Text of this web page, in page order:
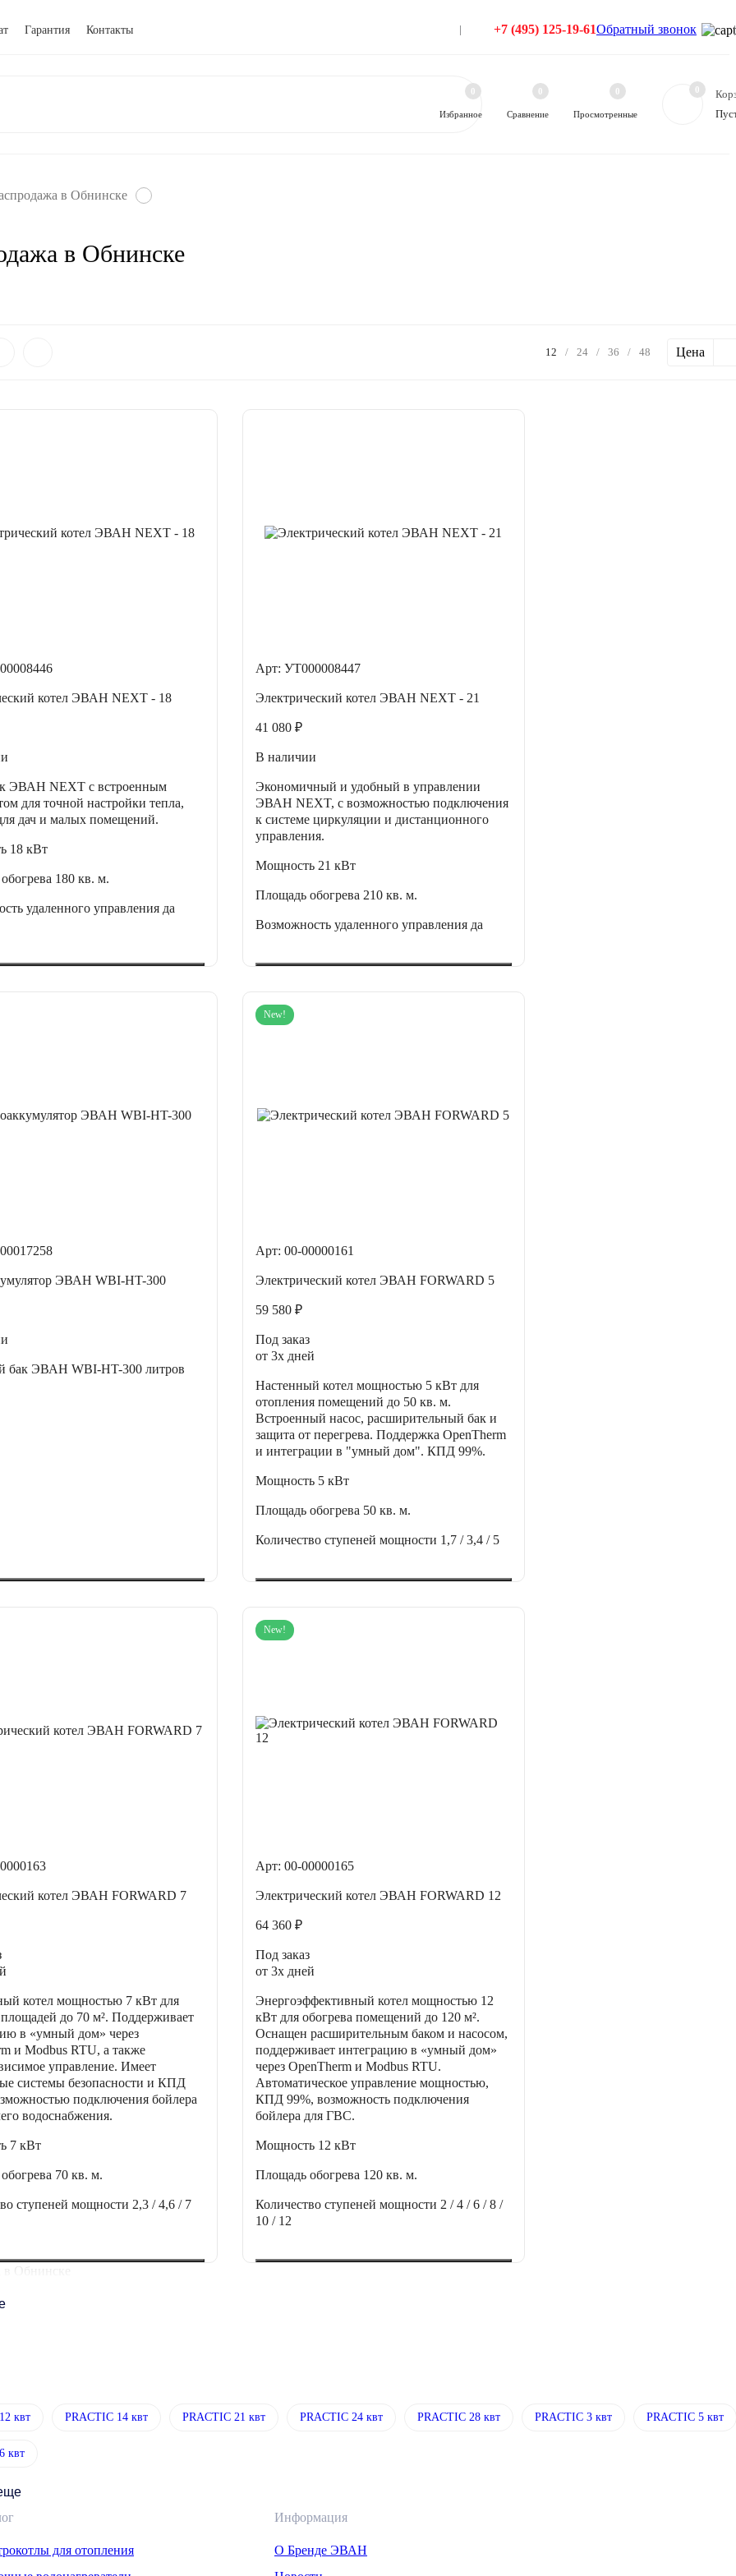
Гарантия Контакты +7 (495) 125-19-61Обратный звонок
Избранное
0
Сравнение
0
Просмотренные
0 0
в Обнинске
в Обнинске
12 / 24 / 36 / 48 Цена
котел ЭВАН NEXT - 18
ЭВАН NEXT с встроенным
для точной настройки тепла,
дач и малых помещений.
18 кВт
180 кв. м.
удаленного управления да
Арт: УТ000008447
Электрический котел ЭВАН NEXT - 21
41 080 ₽
В наличии
Экономичный и удобный в управлении
ЭВАН NEXT, с возможностью подключения
к системе циркуляции и дистанционного
управления.
Мощность 21 кВт
Площадь обогрева 210 кв. м.
Возможность удаленного управления да
ЭВАН WBI-HT-300
бак ЭВАН WBI-HT-300 литров
New!
Арт: 00-00000161
Электрический котел ЭВАН FORWARD 5
59 580 ₽
Под заказ
от 3х дней
Настенный котел мощностью 5 кВт для
отопления помещений до 50 кв. м.
Встроенный насос, расширительный бак и
защита от перегрева. Поддержка OpenTherm
и интеграции в "умный дом". КПД 99%.
Мощность 5 кВт
Площадь обогрева 50 кв. м.
Количество ступеней мощности 1,7 / 3,4 / 5
котел ЭВАН FORWARD 7
котел мощностью 7 кВт для
площадей до 70 м². Поддерживает
в «умный дом» через
и Modbus RTU, а также
управление. Имеет
системы безопасности и КПД
подключения бойлера
водоснабжения.
7 кВт
70 кв. м.
ступеней мощности 2,3 / 4,6 / 7
New!
Арт: 00-00000165
Электрический котел ЭВАН FORWARD 12
64 360 ₽
Под заказ
от 3х дней
Энергоэффективный котел мощностью 12
кВт для обогрева помещений до 120 м².
Оснащен расширительным баком и насосом,
поддерживает интеграцию в «умный дом»
через OpenTherm и Modbus RTU.
Автоматическое управление мощностью,
КПД 99%, возможность подключения
бойлера для ГВС.
Мощность 12 кВт
Площадь обогрева 120 кв. м.
Количество ступеней мощности 2 / 4 / 6 / 8 /
10 / 12
Обнинске
квт PRACTIC 14 квт PRACTIC 21 квт PRACTIC 24 квт PRACTIC 28 квт PRACTIC 3 квт PRACTIC 5 квт
квт
для отопления
Информация
О Бренде ЭВАН